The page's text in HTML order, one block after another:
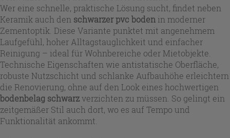
Wer eine schnelle, praktische Lösung sucht, findet neben
Keramik auch den schwarzer pvc boden in moderner
Zementoptik. Diese Variante punktet mit angenehmem
Laufgefühl, hoher Alltagstauglichkeit und einfacher
Reinigung – ideal für Wohnbereiche oder Mietobjekte.
Technische Eigenschaften wie antistatische Oberfläche,
robuste Nutzschicht und schlanke Aufbauhöhe erleichtern
die Renovierung, ohne auf den Look eines hochwertigen
bodenbelag schwarzverzichten zu müssen. So gelingt ein
zeitgemäßer Stil auch dort, wo es auf Tempo und
Funktionalität ankommt.